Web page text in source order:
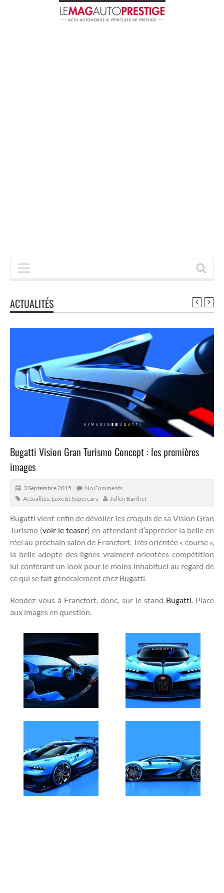
ACTUALITÉS
Bugatti Vision Gran Turismo Concept : les premières
images
3 Septembre 2015
No Comments
Actualités Luxe Et Supercars Julien Barthet
Bugatti vient enfin de dévoiler les croquis de sa Vision Gran
Turismo (voir le teaser) en attendant d’apprécier la belle en
réel au prochain salon de Francfort.Très orientée « course »,
la belle adopte des lignes vraiment orientées compétition
lui conférant un look pour le moins inhabituel au regard de
ce qui se fait généralement chez Bugatti.
Rendez-vous à Francfort, donc, sur le stand Bugatti. Place
aux images en question.